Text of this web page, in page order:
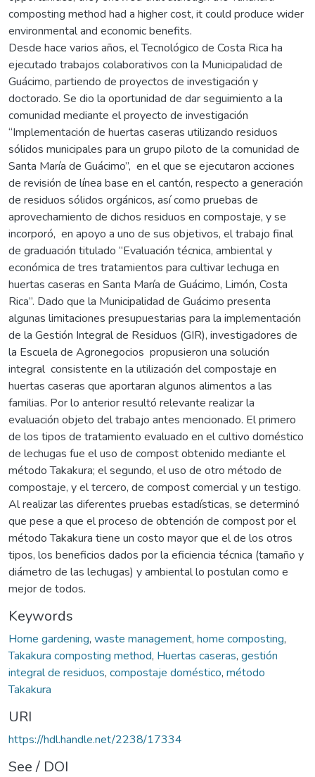
composting method had a higher cost, it could produce wider
environmental and economic benefits.
Desde hace varios años, el Tecnológico de Costa Rica ha
ejecutado trabajos colaborativos con la Municipalidad de
Guácimo, partiendo de proyectos de investigación y
doctorado. Se dio la oportunidad de dar seguimiento a la
comunidad mediante el proyecto de investigación
“Implementación de huertas caseras utilizando residuos
sólidos municipales para un grupo piloto de la comunidad de
Santa María de Guácimo”, en el que se ejecutaron acciones
de revisión de línea base en el cantón, respecto a generación
de residuos sólidos orgánicos, así como pruebas de
aprovechamiento de dichos residuos en compostaje, y se
incorporó, en apoyo a uno de sus objetivos, el trabajo final
de graduación titulado “Evaluación técnica, ambiental y
económica de tres tratamientos para cultivar lechuga en
huertas caseras en Santa María de Guácimo, Limón, Costa
Rica”. Dado que la Municipalidad de Guácimo presenta
algunas limitaciones presupuestarias para la implementación
de la Gestión Integral de Residuos (GIR), investigadores de
la Escuela de Agronegocios propusieron una solución
integral consistente en la utilización del compostaje en
huertas caseras que aportaran algunos alimentos a las
familias. Por lo anterior resultó relevante realizar la
evaluación objeto del trabajo antes mencionado. El primero
de los tipos de tratamiento evaluado en el cultivo doméstico
de lechugas fue el uso de compost obtenido mediante el
método Takakura; el segundo, el uso de otro método de
compostaje, y el tercero, de compost comercial y un testigo.
Al realizar las diferentes pruebas estadísticas, se determinó
que pese a que el proceso de obtención de compost por el
método Takakura tiene un costo mayor que el de los otros
tipos, los beneficios dados por la eficiencia técnica (tamaño y
diámetro de las lechugas) y ambiental lo postulan como e
mejor de todos.
Keywords
Home gardening, waste management, home composting,
Takakura composting method, Huertas caseras, gestión
integral de residuos, compostaje doméstico, método
Takakura
URI
https://hdl.handle.net/2238/17334
See / DOI